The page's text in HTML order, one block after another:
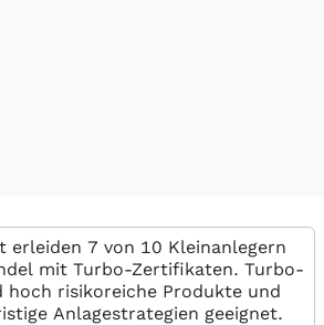
erleiden 7 von 10 Kleinanlegern
mit Turbo-Zertifikaten. Turbo-
hoch risikoreiche Produkte und
Anlagestrategien geeignet.